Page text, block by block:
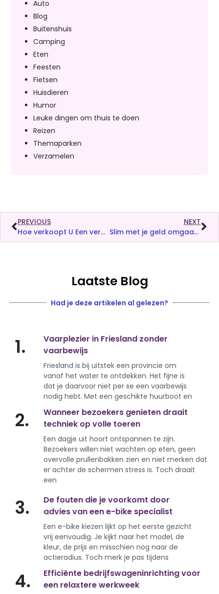
Auto
Blog
Buitenshuis
Camping
Eten
Feesten
Fietsen
Huisdieren
Humor
Leuke dingen om thuis te doen
Reizen
Themaparken
Verzamelen
PREVIOUS
Hoe verkoopt U Een verhuurde woning effectief?
NEXT
Slim met je geld omgaan: ook bij laptopreparaties
Laatste Blog
Had je deze artikelen al gelezen?
1.
Vaarplezier in Friesland zonder
vaarbewijs
Friesland is bij uitstek een provincie om
vanaf het water te ontdekken. Het fijne is
dat je daarvoor niet per se een vaarbewijs
nodig hebt. Met een geschikte huurboot en
2.
Wanneer bezoekers genieten draait
techniek op volle toeren
Een dagje uit hoort ontspannen te zijn.
Bezoekers willen niet wachten op eten, geen
overvolle prullenbakken zien en niet merken dat
er achter de schermen stress is. Toch draait
een
3.
De fouten die je voorkomt door
advies van een e-bike specialist
Een e-bike kiezen lijkt op het eerste gezicht
vrij eenvoudig. Je kijkt naar het model, de
kleur, de prijs en misschien nog naar de
actieradius. Toch merk je pas tijdens
4.
Efficiënte bedrijfswageninrichting voor
een relaxtere werkweek